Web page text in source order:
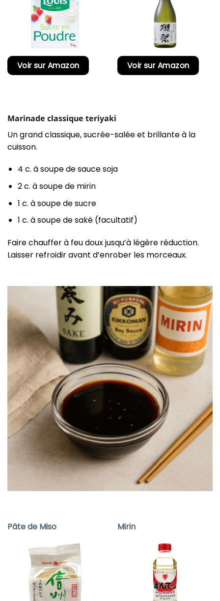
Voir sur Amazon Voir sur Amazon
Marinade classique teriyaki
Un grand classique, sucrée-salée et brillante à la
cuisson.
4 c. à soupe de sauce soja
2 c. à soupe de mirin
1 c. à soupe de sucre
1 c. à soupe de saké (facultatif)
Faire chauffer à feu doux jusqu’à légère réduction.
Laisser refroidir avant d’enrober les morceaux.
Pâte de Miso Mirin